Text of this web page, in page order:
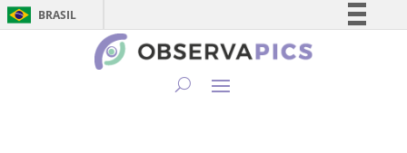
BRASIL
Simplifique!